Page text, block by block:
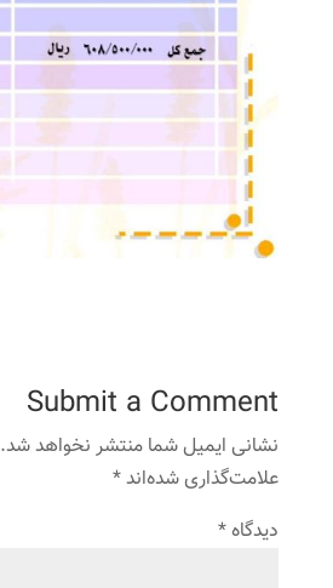
Submit a Comment
نشانی ایمیل شما منتشر نخواهد شد.
علامت‌گذاری شده‌اند*
دیدگاه*